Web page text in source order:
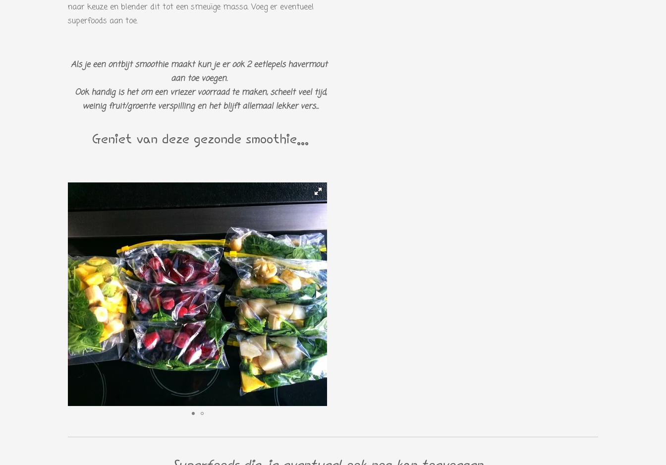
naar keuze en blender dit tot een smeuïge massa. Voeg er eventueel
superfoods aan toe.
Als je een ontbijt smoothie maakt kun je er ook 2 eetlepels havermout
aan toe voegen.
Ook handig is het om een vriezer voorraad te maken, scheelt veel tijd,
weinig fruit/groente verspilling en het blijft allemaal lekker vers...
Geniet van deze gezonde smoothie...